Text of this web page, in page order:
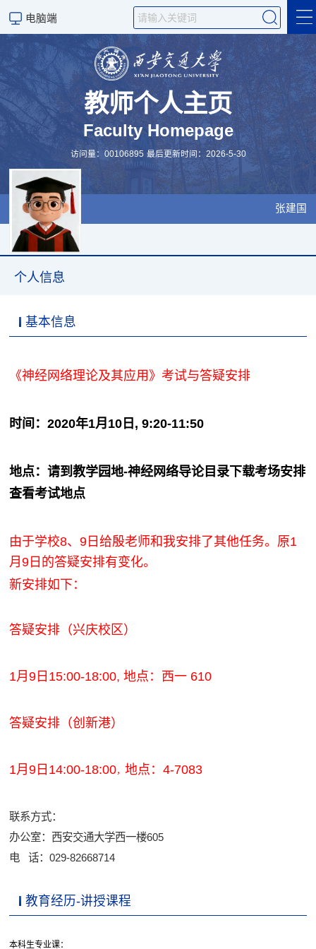
电脑端
个人信息
教学园地
科学研究
教师个人主页
Faculty Homepage
访问量：00106895 最后更新时间：2026-5-30
张建国
个人信息
基本信息
《神经网络理论及其应用》考试与答疑安排
时间：2020年1月10日, 9:20-11:50
地点：请到教学园地-神经网络导论目录下载考场安排
查看考试地点
由于学校8、9日给殷老师和我安排了其他任务。原1
月9日的答疑安排有变化。
新安排如下：
答疑安排（兴庆校区）
1月9日15:00-18:00, 地点：西一 610
答疑安排（创新港）
1月9日14:00-18:00，地点：4-7083
联系方式：
办公室：西安交通大学西一楼605
电 话：029-82668714
教育经历-讲授课程
本科生专业课：